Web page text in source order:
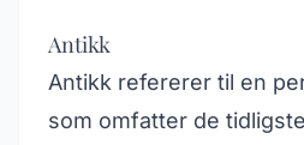
Antikk
Antikk refererer til en
som omfatter de